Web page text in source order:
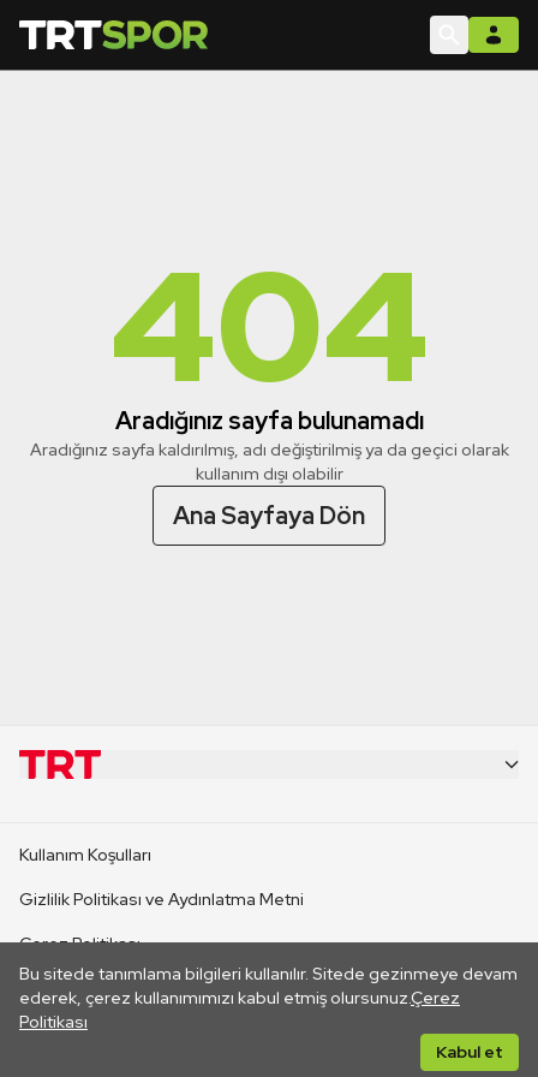
404
Aradığınız sayfa bulunamadı
Aradığınız sayfa kaldırılmış, adı değiştirilmiş ya da geçici olarak
kullanım dışı olabilir
Ana Sayfaya Dön
Bu sitede tanımlama bilgileri kullanılır. Sitede gezinmeye devam
ederek, çerez kullanımımızı kabul etmiş olursunuz.Çerez
Politikası
Kabul et
CANLI YAYINLAR
Kullanım Koşulları
Gizlilik Politikası ve Aydınlatma Metni
Çerez Politikası
İletişim
Her hakkı saklıdır. ©2026 TRT. Bağlantı yoluyla gidilen dış